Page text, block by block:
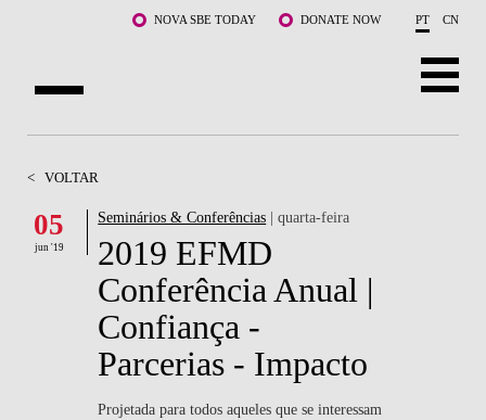
Saltar para o conteúdo principalNOVA SBE TODAY DONATE NOW PT CN
DOCENTES E INVESTIGAÇÃO
COMUNIDADE
< VOLTAR
05
jun '19
Seminários & Conferências | quarta-feira
2019 EFMD
Conferência Anual |
Confiança -
Parcerias - Impacto
Projetada para todos aqueles que se interessam